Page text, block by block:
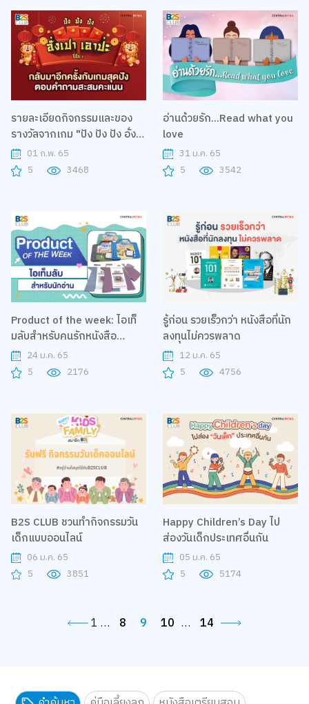
รายละเอียดกิจกรรมและของ
รางวัลจากเกม "ปัง ปัง ปัง อั่ง
เปา เอาปะ ซีซั่น2"
01 ก.พ. 65
5
3468
อ่านด้วยรัก...Read what you
love
31 ม.ค. 65
5
3542
Product of the week: ไอเท็
มลับสำหรับคนรักหนังสือ
แบรนด์ IF
24 ม.ค. 65
5
2176
รู้ก่อน รวยเร็วกว่า หนังสือที่นัก
ลงทุนไม่ควรพลาด
12 ม.ค. 65
5
4756
B2S CLUB ชวนทำกิจกรรมวัน
เด็กแบบออนไลน์
06 ม.ค. 65
5
3851
Happy Children’s Day ไป
ส่องวันเด็กประเทศอื่นกัน
05 ม.ค. 65
5
5174
1 … 8 9 10 … 14